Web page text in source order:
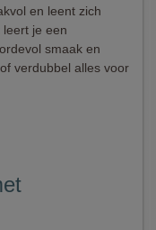
en leent zich
je een
smaak en
verdubbel alles voor